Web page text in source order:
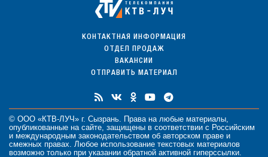
КОНТАКТНАЯ ИНФОРМАЦИЯ
ОТДЕЛ ПРОДАЖ
ВАКАНСИИ
ОТПРАВИТЬ МАТЕРИАЛ
© ООО «КТВ-ЛУЧ» г. Сызрань. Права на любые материалы
опубликованные на сайте, защищены в соответствии с Российским
и международным законодательством об авторском праве и
смежных правах. Любое использование текстовых материалов
возможно только при указании обратной активной гиперссылки.